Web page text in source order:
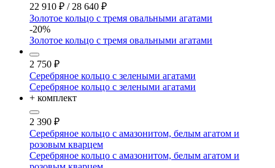
22 910 ₽ / 28 640 ₽
Золотое кольцо с тремя овальными агатами
-20%
Золотое кольцо с тремя овальными агатами
2 750 ₽
Серебряное кольцо с зелеными агатами
Серебряное кольцо с зелеными агатами
+ комплект
2 390 ₽
Серебряное кольцо с амазонитом, белым агатом и
розовым кварцем
Серебряное кольцо с амазонитом, белым агатом и